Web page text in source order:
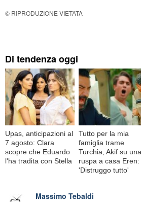
© RIPRODUZIONE VIETATA
Di tendenza oggi
Upas, anticipazioni al
7 agosto: Clara
scopre che Eduardo
l'ha tradita con Stella
Tutto per la mia
famiglia trame
Turchia, Akif su una
ruspa a casa Eren:
'Distruggo tutto'
Massimo Tebaldi